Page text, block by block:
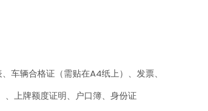
车辆合格证（需贴在A4纸上）、发票、
、上牌额度证明、户口簿、身份证